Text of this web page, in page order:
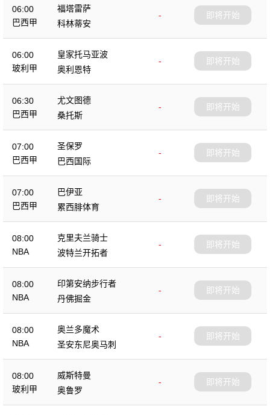
06:00
巴西甲
福塔雷萨
-
科林蒂安
即将开始
06:00
玻利甲
皇家托马亚波
-
奥利恩特
即将开始
06:30
巴西甲
尤文图德
-
桑托斯
即将开始
07:00
巴西甲
圣保罗
-
巴西国际
即将开始
07:00
巴西甲
巴伊亚
-
累西腓体育
即将开始
08:00
NBA
克里夫兰骑士
-
波特兰开拓者
即将开始
08:00
NBA
印第安纳步行者
-
丹佛掘金
即将开始
08:00
NBA
奥兰多魔术
-
圣安东尼奥马刺
即将开始
08:00
玻利甲
威斯特曼
-
奥鲁罗
即将开始